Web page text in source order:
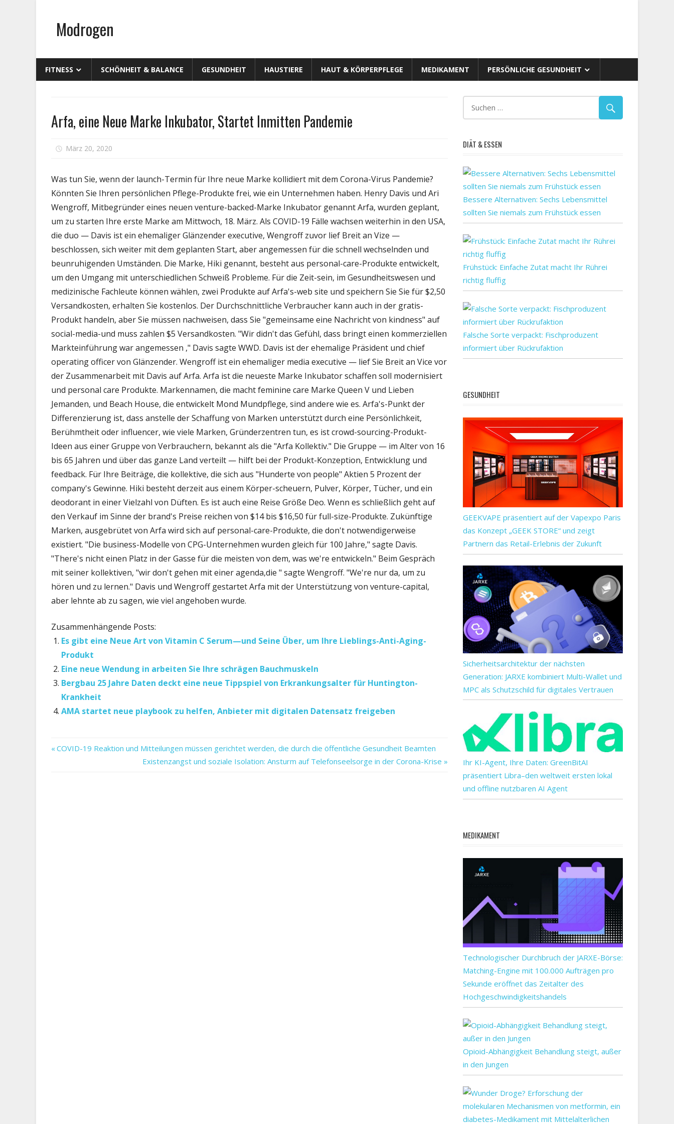
springenModrogen
FITNESS SCHÖNHEIT & BALANCE GESUNDHEIT HAUSTIERE HAUT & KÖRPERPFLEGE MEDIKAMENT PERSÖNLICHE GESUNDHEIT
&
Arfa, eine Neue Marke Inkubator, Startet Inmitten Pandemie
März 20, 2020
Neue
Marke
Inkubator,
Startet
Inmitten
Pandemie
Was tun Sie, wenn der launch-Termin für Ihre neue Marke kollidiert mit dem Corona-Virus Pandemie?
Könnten Sie Ihren persönlichen Pflege-Produkte frei, wie ein Unternehmen haben. Henry Davis und Ari
Wengroff, Mitbegründer eines neuen venture-backed-Marke Inkubator genannt Arfa, wurden geplant,
um zu starten Ihre erste Marke am Mittwoch, 18. März. Als COVID-19 Fälle wachsen weiterhin in den USA,
die duo — Davis ist ein ehemaliger Glänzender executive, Wengroff zuvor lief Breit an Vize —
beschlossen, sich weiter mit dem geplanten Start, aber angemessen für die schnell wechselnden und
beunruhigenden Umständen. Die Marke, Hiki genannt, besteht aus personal-care-Produkte entwickelt,
um den Umgang mit unterschiedlichen Schweiß Probleme. Für die Zeit-sein, im Gesundheitswesen und
medizinische Fachleute können wählen, zwei Produkte auf Arfa's-web site und speichern Sie Sie für $2,50
Versandkosten, erhalten Sie kostenlos. Der Durchschnittliche Verbraucher kann auch in der gratis-
Produkt handeln, aber Sie müssen nachweisen, dass Sie "gemeinsame eine Nachricht von kindness" auf
social-media-und muss zahlen $5 Versandkosten. "Wir didn't das Gefühl, dass bringt einen kommerziellen
Markteinführung war angemessen ," Davis sagte WWD. Davis ist der ehemalige Präsident und chief
operating officer von Glänzender. Wengroff ist ein ehemaliger media executive — lief Sie Breit an Vice vor
der Zusammenarbeit mit Davis auf Arfa. Arfa ist die neueste Marke Inkubator schaffen soll modernisiert
und personal care Produkte. Markennamen, die macht feminine care Marke Queen V und Lieben
Jemanden, und Beach House, die entwickelt Mond Mundpflege, sind andere wie es. Arfa's-Punkt der
Differenzierung ist, dass anstelle der Schaffung von Marken unterstützt durch eine Persönlichkeit,
Berühmtheit oder influencer, wie viele Marken, Gründerzentren tun, es ist crowd-sourcing-Produkt-
Ideen aus einer Gruppe von Verbrauchern, bekannt als die "Arfa Kollektiv." Die Gruppe — im Alter von 16
bis 65 Jahren und über das ganze Land verteilt — hilft bei der Produkt-Konzeption, Entwicklung und
feedback. Für Ihre Beiträge, die kollektive, die sich aus "Hunderte von people" Aktien 5 Prozent der
company's Gewinne. Hiki besteht derzeit aus einem Körper-scheuern, Pulver, Körper, Tücher, und ein
deodorant in einer Vielzahl von Düften. Es ist auch eine Reise Größe Deo. Wenn es schließlich geht auf
den Verkauf im Sinne der brand's Preise reichen von $14 bis $16,50 für full-size-Produkte. Zukünftige
Marken, ausgebrütet von Arfa wird sich auf personal-care-Produkte, die don't notwendigerweise
existiert. "Die business-Modelle von CPG-Unternehmen wurden gleich für 100 Jahre," sagte Davis.
"There's nicht einen Platz in der Gasse für die meisten von dem, was we're entwickeln." Beim Gespräch
mit seiner kollektiven, "wir don't gehen mit einer agenda,die " sagte Wengroff. "We're nur da, um zu
hören und zu lernen." Davis und Wengroff gestartet Arfa mit der Unterstützung von venture-capital,
aber lehnte ab zu sagen, wie viel angehoben wurde.
Zusammenhängende Posts:
Es gibt eine Neue Art von Vitamin C Serum—und Seine Über, um Ihre Lieblings-Anti-Aging-
Produkt
Eine neue Wendung in arbeiten Sie Ihre schrägen Bauchmuskeln
Bergbau 25 Jahre Daten deckt eine neue Tippspiel von Erkrankungsalter für Huntington-
Krankheit
AMA startet neue playbook zu helfen, Anbieter mit digitalen Datensatz freigeben
Beitragsnavigation
Vorheriger
COVID-19 Reaktion und Mitteilungen müssen gerichtet werden, die durch die öffentliche Gesundheit Beamten
Nächster
Existenzangst und soziale Isolation: Ansturm auf Telefonseelsorge in der Corona-Krise
DIÄT & ESSEN
Bessere Alternativen: Sechs Lebensmittel
sollten Sie niemals zum Frühstück essen
Frühstück: Einfache Zutat macht Ihr Rührei
richtig fluffig
Falsche Sorte verpackt: Fischproduzent
informiert über Rückrufaktion
GESUNDHEIT
GEEKVAPE präsentiert auf der Vapexpo Paris
das Konzept „GEEK STORE“ und zeigt
Partnern das Retail-Erlebnis der Zukunft
Sicherheitsarchitektur der nächsten
Generation: JARXE kombiniert Multi-Wallet und
MPC als Schutzschild für digitales Vertrauen
Ihr KI-Agent, Ihre Daten: GreenBitAI
präsentiert Libra–den weltweit ersten lokal
und offline nutzbaren AI Agent
MEDIKAMENT
Technologischer Durchbruch der JARXE-Börse:
Matching-Engine mit 100.000 Aufträgen pro
Sekunde eröffnet das Zeitalter des
Hochgeschwindigkeitshandels
Opioid-Abhängigkeit Behandlung steigt, außer
in den Jungen